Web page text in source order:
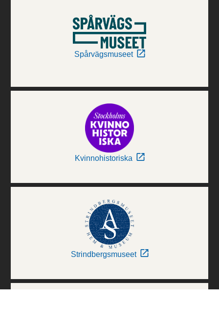
Spårvägsmuseet
Kvinnohistoriska
Strindbergsmuseet